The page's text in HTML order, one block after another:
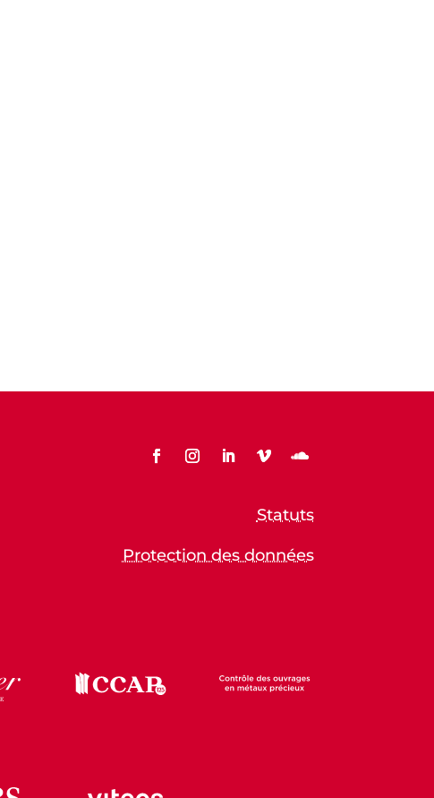
Statuts
Protection des données